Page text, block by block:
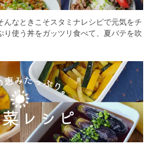
なときこそスタミナレシピで元気をチ
り使う丼をガッツリ食べて、夏バテを吹